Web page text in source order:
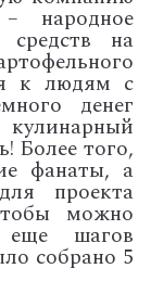
– народное
средств на
к людям с
денег
Более того,
фанаты, а
проекта
можно
еще шагов
собрано 5